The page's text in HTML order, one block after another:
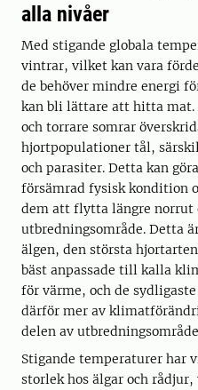
alla nivåer
Med stigande globala
vintrar, vilket kan vara
de behöver mindre energi
kan bli lättare att hitta mat.
och torrare somrar
hjortpopulationer tål,
och parasiter. Detta kan
försämrad fysisk kondition
dem att flytta längre norrut
utbredningsområde. Detta
älgen, den största
bäst anpassade till kalla
för värme, och de
därför mer av
delen av
Stigande temperaturer har
storlek hos älgar och